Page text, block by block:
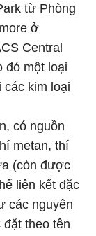
từ Phòng
ở
Central
đó một loại
các kim loại
có nguồn
metan, thí
(còn được
liên kết đặc
các nguyên
theo tên